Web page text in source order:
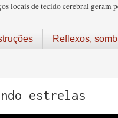
locais de tecido cerebral geram
Reflexos,
estrelas